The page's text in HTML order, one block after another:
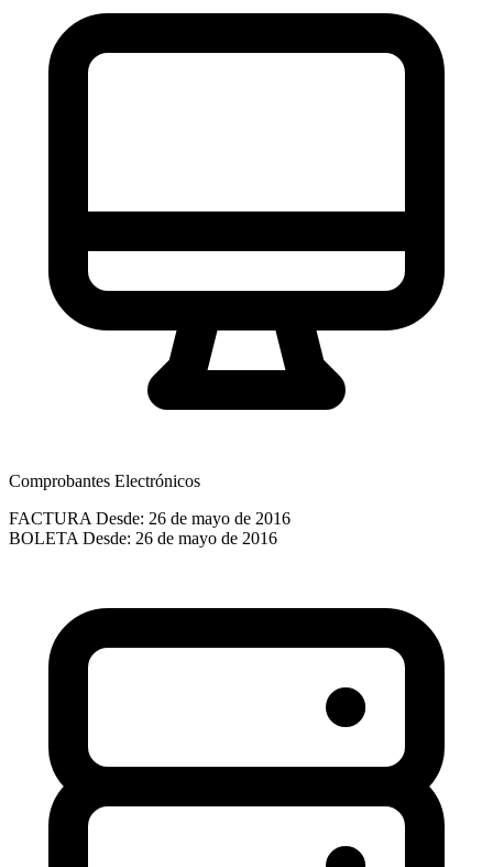
Comprobantes Electrónicos
FACTURA Desde: 26 de mayo de 2016
BOLETA Desde: 26 de mayo de 2016